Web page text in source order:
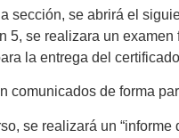
sección, se abrirá el
5, se realizara un
la entrega del
comunicados de forma
se realizará un